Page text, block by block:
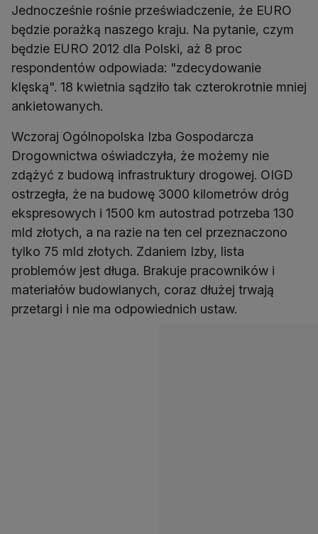
Jednocześnie rośnie przeświadczenie, że EURO
będzie porażką naszego kraju. Na pytanie, czym
będzie EURO 2012 dla Polski, aż 8 proc
respondentów odpowiada: "zdecydowanie
klęską". 18 kwietnia sądziło tak czterokrotnie mniej
ankietowanych.
Wczoraj Ogólnopolska Izba Gospodarcza
Drogownictwa oświadczyła, że możemy nie
zdążyć z budową infrastruktury drogowej. OIGD
ostrzegła, że na budowę 3000 kilometrów dróg
ekspresowych i 1500 km autostrad potrzeba 130
mld złotych, a na razie na ten cel przeznaczono
tylko 75 mld złotych. Zdaniem Izby, lista
problemów jest długa. Brakuje pracowników i
materiałów budowlanych, coraz dłużej trwają
przetargi i nie ma odpowiednich ustaw.